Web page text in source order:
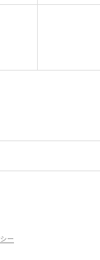
ー